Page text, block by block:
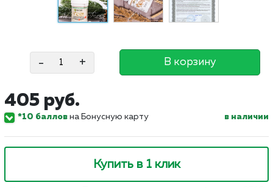
- + В корзину
405 руб.
*10 баллов на Бонусную карту в наличии
Купить в 1 клик